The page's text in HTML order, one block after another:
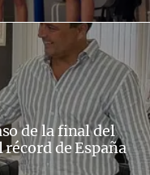
de la final del
de España